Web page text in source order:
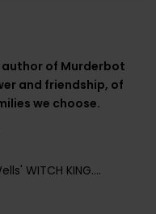
author of Murderbot
and friendship, of
we choose.
WITCH KING....